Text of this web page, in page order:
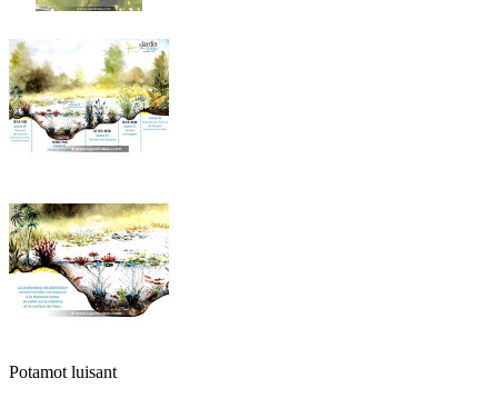
Potamot luisant